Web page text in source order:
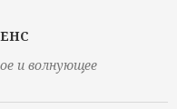
и волнующее